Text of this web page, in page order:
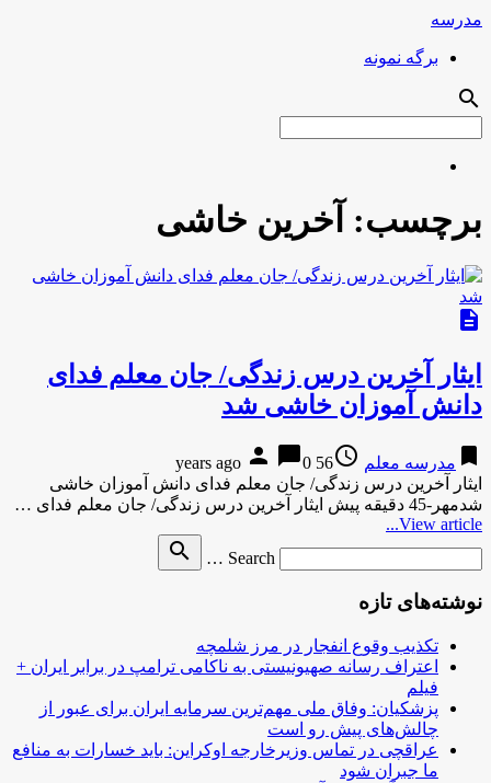
مدرسه
برگه نمونه
search
برچسب: آخرین خاشی
description
ایثار آخرین درس زندگی/ جان معلم فدای
دانش آموزان خاشی شد
bookmark مدرسه معلم access_time
56 years ago
person chat_bubble0
ایثار آخرین درس زندگی/ جان معلم فدای دانش آموزان خاشی
شدمهر-45 دقیقه پیش ایثار آخرین درس زندگی/ جان معلم فدای …
View article...
Search …
search
نوشته‌های تازه
تکذیب وقوع انفجار در مرز شلمچه
اعتراف رسانه صهیونیستی به ناکامی ترامپ در برابر ایران +
فیلم
پزشکیان: وفاق ملی مهم‌ترین سرمایه ایران برای عبور از
چالش‌های پیش رو است
عراقچی در تماس وزیرخارجه اوکراین: باید خسارات به منافع
ما جبران شود